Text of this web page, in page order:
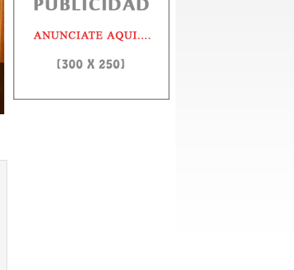
Comunidad CEO Inmobiliario RD celebra segundo aniversario con